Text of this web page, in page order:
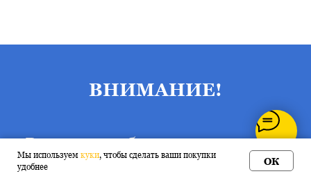
Мы используем куки, чтобы сделать ваши покупки
удобнее
ОК
ВНИМАНИЕ!
В этом инкубаторе очень легко
создать высокую влажность.